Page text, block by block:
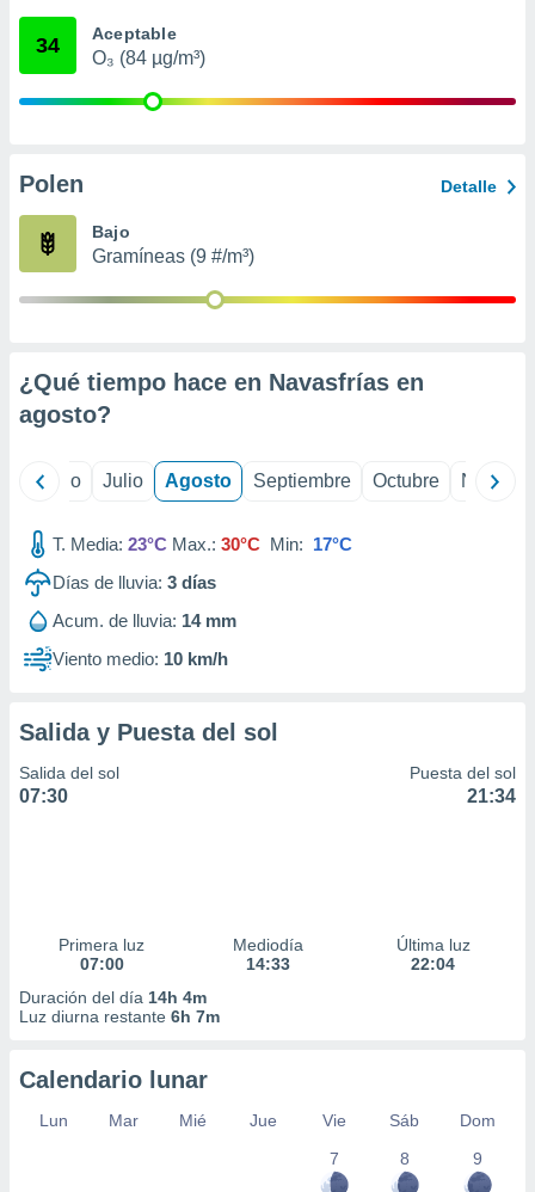
e
publicidad
1199
34 Aceptable
O₃ (84 µg/m³)
Polen Detalle
Bajo
Gramíneas (9 #/m³)
¿Qué tiempo hace en Navasfrías en
agosto?
Junio Julio Agosto Septiembre Octubre
T. Media: 23°C Max.: 30°C Min: 17°C
Días de lluvia: 3 días
Acum. de lluvia: 14 mm
Viento medio: 10 km/h
Salida y Puesta del sol
Salida del sol
07:30
Puesta del sol
21:34
Primera luz
07:00
Mediodía
14:33
Última luz
22:04
Duración del día 14h 4m
Luz diurna restante 6h 7m
Calendario lunar
Lun Mar Mié Jue Vie Sáb
Dom
7
8 9